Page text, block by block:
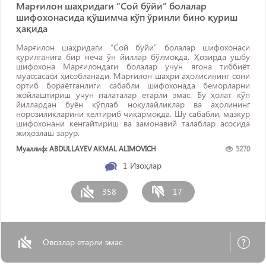
Марғилон шаҳридаги “Сой бўйи” болалар
шифохонасида қўшимча кўп ўринли бино қуриш
ҳақида
Марғилон шаҳридаги “Сой буйи” болалар шифохонаси
қурилганига бир неча ўн йиллар бўлмоқда. Ҳозирда ушбу
шифохона Марғилондаги болалар учун ягона тиббиёт
муассасаси ҳисобланади. Марғилон шаҳри аҳолисининг сони
ортиб бораётганлиги сабабли шифохонада беморларни
жойлаштириш учун палаталар етарли эмас. Бу ҳолат кўп
йиллардан буён кўплаб ноқулайликлар ва аҳолининг
норозиликларини келтириб чиқармоқда. Шу сабабли, мазкур
шифохонани кенгайтириш ва замонавий талаблар асосида
жиҳозлаш зарур.
Муаллиф: ABDULLAYEV AKMAL ALIMOVICH 5270
1 Изоҳлар
358 17
Овозлар етарли эмас